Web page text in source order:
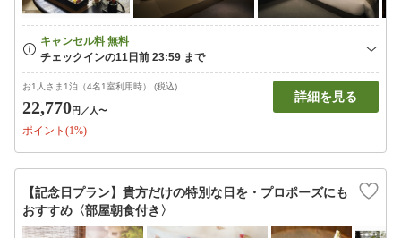
お1人さま1泊（4名1室利用時） (税込)
22,770円 ／人〜
ポイント(1%)
詳細を見る
【記念日プラン】貴方だけの特別な日を・プロポーズにも
おすすめ〈部屋朝食付き〉